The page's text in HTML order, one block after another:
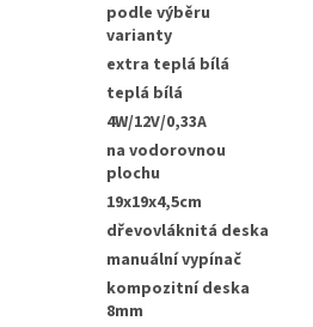
podle výběru
varianty
extra teplá bílá
teplá bílá
4W/12V/0,33A
na vodorovnou
plochu
19x19x4,5cm
dřevovláknitá deska
manuální vypínač
kompozitní deska
8mm